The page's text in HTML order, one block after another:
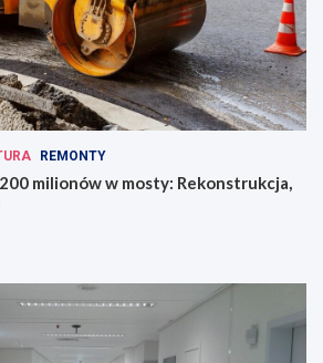
REMONTY
milionów w mosty: Rekonstrukcja,